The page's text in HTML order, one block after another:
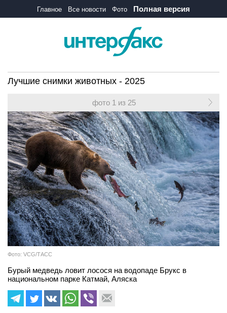
Главное Все новости Фото Полная версия
Лучшие снимки животных - 2025
фото 1 из 25
Фото: VCG/ТАСС
Бурый медведь ловит лосося на водопаде Брукс в
национальном парке Катмай, Аляска